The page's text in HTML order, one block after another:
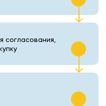
согласования,